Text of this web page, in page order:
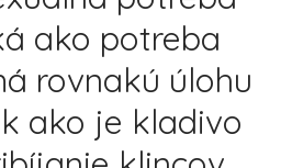
ako potreba
rovnakú úlohu
ako je kladivo